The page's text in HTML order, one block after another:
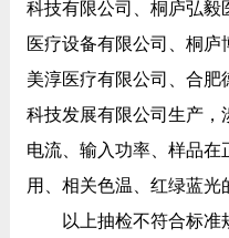
科技有限公司、桐庐弘毅
医疗设备有限公司、桐
美淳医疗有限公司、合肥
科技发展有限公司生产，
电流、输入功率、样品在
用、相关色温、红绿蓝光
以上抽检不符合标准规